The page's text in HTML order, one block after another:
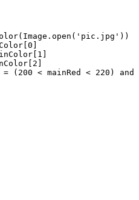
(200 < mainRed < 220)